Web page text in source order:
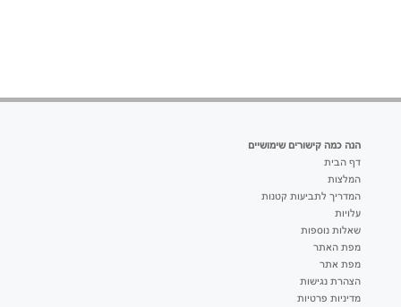
הנה כמה קישורים שימושיים
דף הבית
המלצות
המדריך לתביעות קטנות
עלויות
שאלות נוספות
מפת האתר
מפת אתר
הצהרת נגישות
מדיניות פרטיות